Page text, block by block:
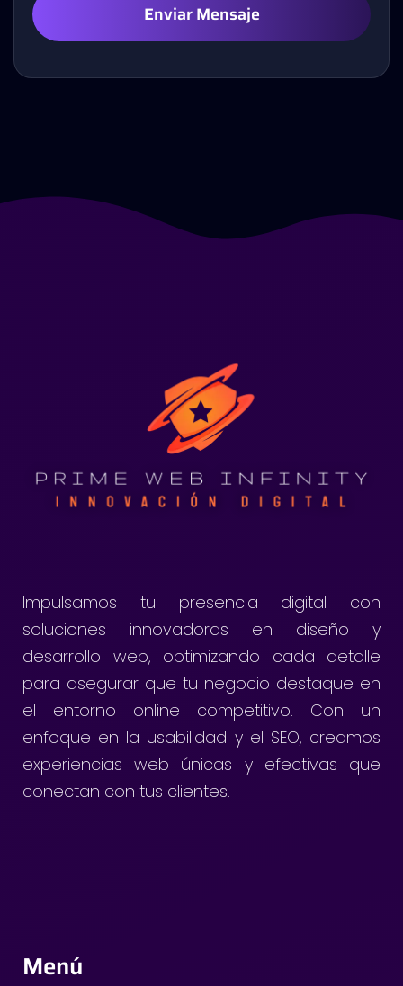
Enviar Mensaje
Impulsamos tu presencia digital con
soluciones innovadoras en diseño y
desarrollo web, optimizando cada detalle
para asegurar que tu negocio destaque en
el entorno online competitivo. Con un
enfoque en la usabilidad y el SEO, creamos
experiencias web únicas y efectivas que
conectan con tus clientes.
Menú